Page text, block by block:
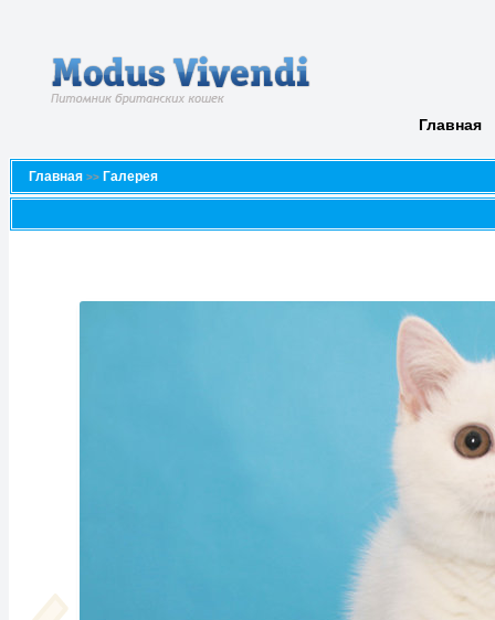
Главная
Главная >> Галерея